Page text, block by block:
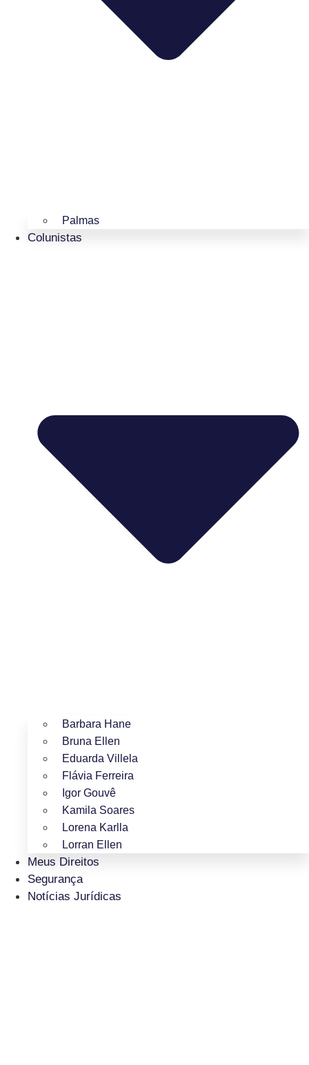
Palmas
Colunistas
Barbara Hane
Bruna Ellen
Eduarda Villela
Flávia Ferreira
Igor Gouvê
Kamila Soares
Lorena Karlla
Lorran Ellen
Meus Direitos
Segurança
Notícias Jurídicas